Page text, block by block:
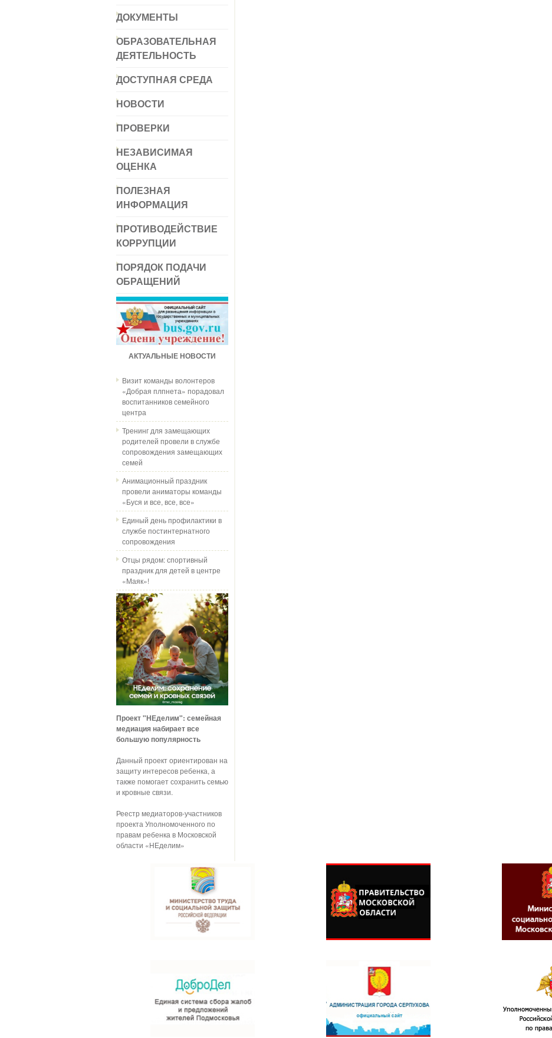
ДОКУМЕНТЫ
ОБРАЗОВАТЕЛЬНАЯ
ДЕЯТЕЛЬНОСТЬ
ДОСТУПНАЯ СРЕДА
НОВОСТИ
ПРОВЕРКИ
НЕЗАВИСИМАЯ
ОЦЕНКА
ПОЛЕЗНАЯ
ИНФОРМАЦИЯ
ПРОТИВОДЕЙСТВИЕ
КОРРУПЦИИ
ПОРЯДОК ПОДАЧИ
ОБРАЩЕНИЙ
АКТУАЛЬНЫЕ НОВОСТИ
Визит команды волонтеров
«Добрая плпнета» порадовал
воспитанников семейного
центра
Тренинг для замещающих
родителей провели в службе
сопровождения замещающих
семей
Анимационный праздник
провели аниматоры команды
«Буся и все, все, все»
Единый день профилактики в
службе постинтернатного
сопровождения
Отцы рядом: спортивный
праздник для детей в центре
«Маяк»!
Проект "НЕделим": семейная
медиация набирает все
большую популярность
Данный проект ориентирован на
защиту интересов ребенка, а
также помогает сохранить семью
и кровные связи.
Реестр медиаторов-участников
проекта Уполномоченного по
правам ребенка в Московской
области «НЕделим»